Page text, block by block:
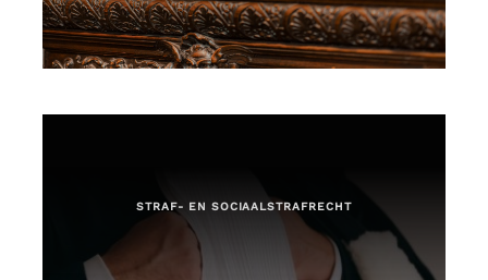
STRAF- EN SOCIAALSTRAFRECHT